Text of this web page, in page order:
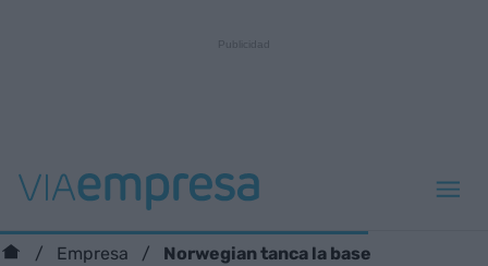
Empresa
Norwegian tanca la base